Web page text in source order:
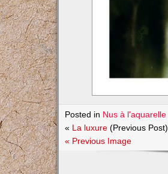
Posted in Nus à l'aquarelle
« La luxure (Previous Post)
« Previous Image